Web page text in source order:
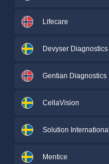
Lifecare
Devyser Diagnostics
Gentian Diagnostics
CellaVision
Solution International
Mentice